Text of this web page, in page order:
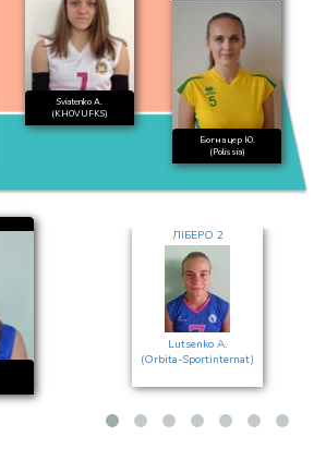
Sviatenko A.
(KHOVUFKS)
Богмацер Ю.
(Polissia)
ЛІБЕРО 2
Lutsenko A.
(Orbita-Sportinternat)